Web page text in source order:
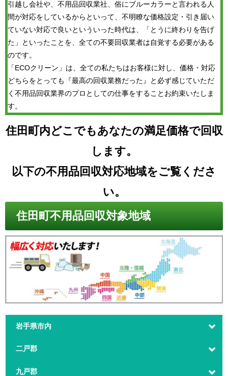
引越し会社や、不用品回収業社、俗にブルーカラーと言われる人
間が対応をしているからといって、不明瞭な価格設定・引き届い
ていない対応で良いといういった時代は、「とうに終わりを告げ
た」といったことを、全ての不要回収業者は自覚する必要がある
のです。
「ECOクリーン」は、全ての私たちはお客様に対し、価格・対応
どちらをとっても『最高の回収業務だった』と必ず感じていただ
く不用品回収業界のプロとしての仕事をすることお約束いたしま
す。
住田町内どこでもあなたの満足価格で回収
します。
以下の不用品回収対応地域をご覧くださ
い。
住田町不用品回収対象地域
岩手県市内
二戸郡
九戸郡